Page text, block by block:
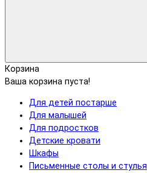
Корзина
Ваша корзина пуста!
Для детей постарше
Для малышей
Для подростков
Детские кровати
Шкафы
Письменные столы и стулья